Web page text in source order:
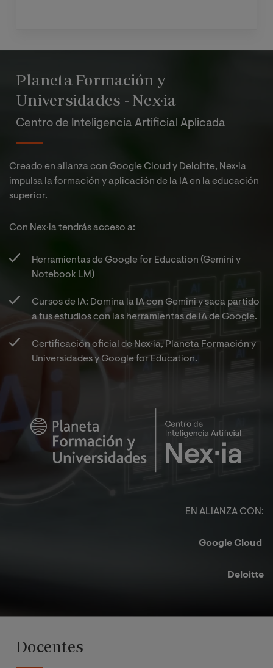
Planeta Formación y
Universidades - Nex·ia
Centro de Inteligencia Artificial Aplicada
Creado en alianza con Google Cloud y Deloitte, Nex·ia
impulsa la formación y aplicación de la IA en la educación
superior.
Con Nex·ia tendrás acceso a:​
Herramientas de Google for Education (Gemini y
Notebook LM)​
Cursos de IA: Domina la IA con Gemini y saca partido
a tus estudios con las herramientas de IA de Google.​
Certificación oficial de Nex·ia, Planeta Formación y
Universidades y Google for Education.​
EN ALIANZA CON:​
Google Cloud ​
Deloitte​
Docentes